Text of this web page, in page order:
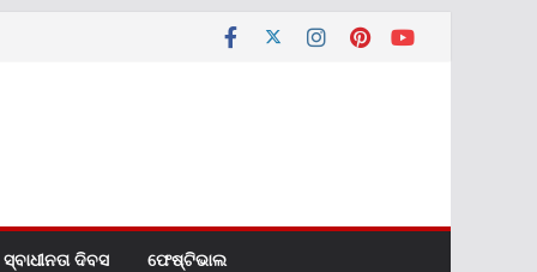
ସ୍ବାଧୀନତା ଦିବସ ଫେଷ୍ଟିଭାଲ